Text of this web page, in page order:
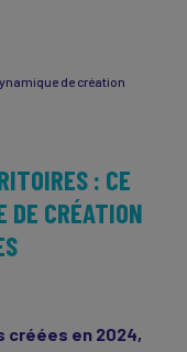
de création
: CE
DE CRÉATION
créées en 2024,